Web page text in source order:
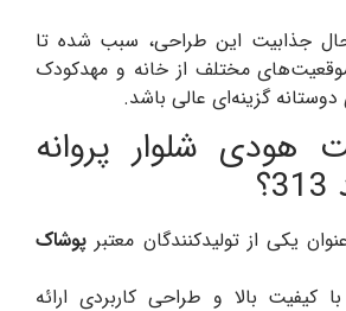
جذابیت این طراحی، سبب شده تا
مختلف از خانه و مهدکودک
گزینه‌ای عالی باشد.
شلوار پروانه
پوشاک
کیفیت بالا و طراحی کاربردی ارائه